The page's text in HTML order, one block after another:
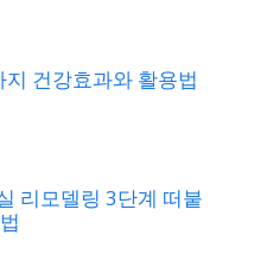
건강효과와 활용법
리모델링 3단계 떠붙